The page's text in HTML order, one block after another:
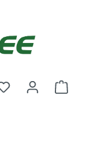
Du hast 0